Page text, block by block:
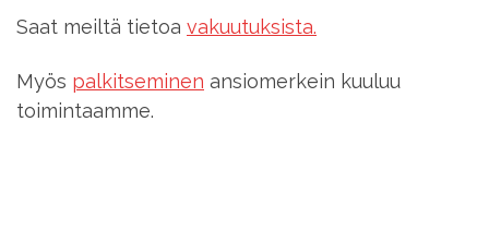
Saat meiltä tietoa vakuutuksista.
Myös palkitseminen ansiomerkein kuuluu
toimintaamme.